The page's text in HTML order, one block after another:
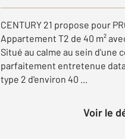
CENTURY 21 propose pour
Appartement T2 de 40 m²
Situé au calme au sein d'une
parfaitement entretenue
type 2 d'environ 40 ...
Voir le